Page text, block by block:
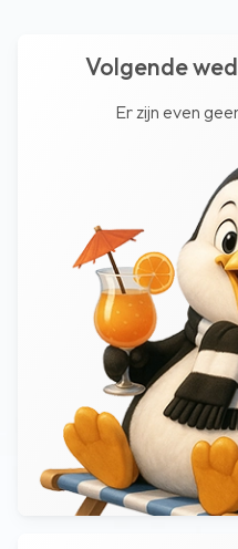
Volgende
Er zijn even